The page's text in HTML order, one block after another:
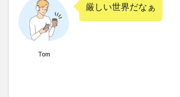
Tom
厳しい世界だなぁ